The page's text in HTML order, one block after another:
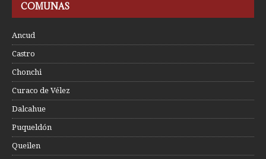
COMUNAS
Ancud
Castro
Chonchi
Curaco de Vélez
Dalcahue
Puqueldón
Queilen